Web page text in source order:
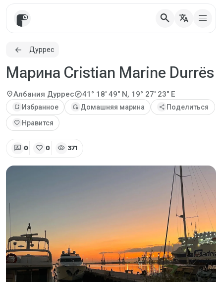
search translate
Дуррес
Марина Cristian Marine Durrës
location_onАлбания Дурресexplore41° 18' 49" N, 19° 27' 23" E
bookmark_add Избранное add_home Домашняя марина share Поделиться
favorite Нравится
rate_review 0 favorite 0 visibility 371